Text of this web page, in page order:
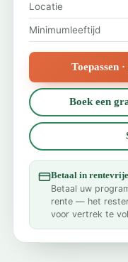
Locatie
Minimumleeftijd
Toepassen
Boek een
Betaal in
Betaal uw
rente — het
voor vertrek te